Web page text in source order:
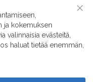
ja kokemuksen
valinnaisia evästeitä,
haluat tietää enemmän,